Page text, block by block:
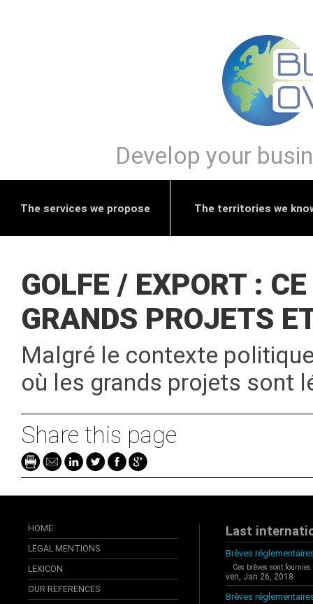
Develop your
The services we propose The territories we
GOLFE / EXPORT :
GRANDS PROJETS
Malgré le contexte
où les grands projets sont
Share this page
HOME
LEGAL MENTIONS
LEXICON
OUR REFERENCES
Last
Brèves
Ces brèves sont
ven, Jan 26, 2018
Brèves